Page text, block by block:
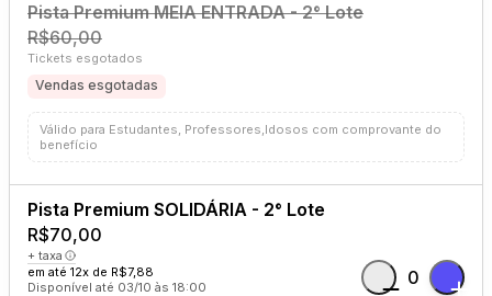
Pista Premium MEIA ENTRADA - 2° Lote
R$60,00
Tickets esgotados
Vendas esgotadas
Válido para Estudantes, Professores,Idosos com comprovante do
benefício
Pista Premium SOLIDÁRIA - 2° Lote
R$70,00
+ taxa
em até 12x de R$7,88
Disponível até 03/10 às 18:00
0